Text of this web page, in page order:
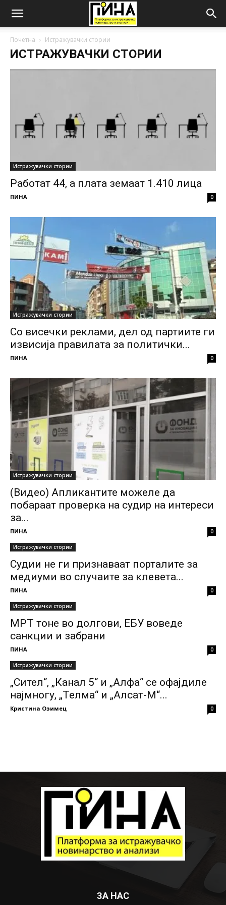
Почетна Истражувачки стории
ИСТРАЖУВАЧКИ СТОРИИ
Истражувачки стории
Работат 44, а плата земаат 1.410 лица
ПИНА 0
Истражувачки стории
Со висечки реклами, дел од партиите ги
извисија правилата за политички...
ПИНА 0
Истражувачки стории
(Видео) Апликантите можеле да
побараат проверка на судир на интереси
за...
ПИНА 0
Истражувачки стории
Судии не ги признаваат порталите за
медиуми во случаите за клевета...
ПИНА 0
Истражувачки стории
МРТ тоне во долгови, ЕБУ воведe
санкции и забрани
ПИНА 0
Истражувачки стории
„Сител“, „Канал 5“ и „Алфа“ се офајдиле
најмногу, „Телма“ и „Алсат-М“...
Кристина Озимец 0
ЗА НАС